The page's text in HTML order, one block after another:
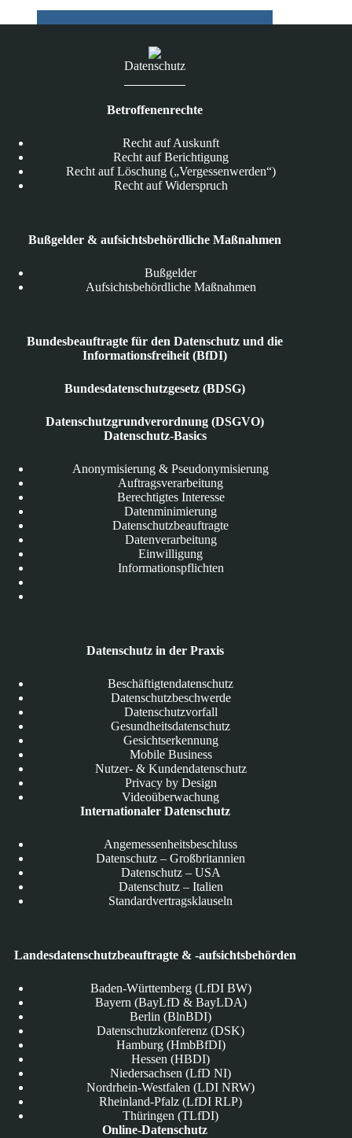
Datenschutz
Betroffenenrechte
Recht auf Auskunft
Recht auf Berichtigung
Recht auf Löschung („Vergessenwerden“)
Recht auf Widerspruch
Bußgelder & aufsichtsbehördliche Maßnahmen
Bußgelder
Aufsichtsbehördliche Maßnahmen
Bundesbeauftragte für den Datenschutz und die
Informationsfreiheit (BfDI)
Bundesdatenschutzgesetz (BDSG)
Datenschutzgrundverordnung (DSGVO)
Datenschutz-Basics
Anonymisierung & Pseudonymisierung
Auftragsverarbeitung
Berechtigtes Interesse
Datenminimierung
Datenschutzbeauftragte
Datenverarbeitung
Einwilligung
Informationspflichten
Datenschutz in der Praxis
Beschäftigtendatenschutz
Datenschutzbeschwerde
Datenschutzvorfall
Gesundheitsdatenschutz
Gesichtserkennung
Mobile Business
Nutzer- & Kundendatenschutz
Privacy by Design
Videoüberwachung
Internationaler Datenschutz
Angemessenheitsbeschluss
Datenschutz – Großbritannien
Datenschutz – USA
Datenschutz – Italien
Standardvertragsklauseln
Landesdatenschutzbeauftragte & -aufsichtsbehörden
Baden-Württemberg (LfDI BW)
Bayern (BayLfD & BayLDA)
Berlin (BlnBDI)
Datenschutzkonferenz (DSK)
Hamburg (HmbBfDI)
Hessen (HBDI)
Niedersachsen (LfD NI)
Nordrhein-Westfalen (LDI NRW)
Rheinland-Pfalz (LfDI RLP)
Thüringen (TLfDI)
Online-Datenschutz